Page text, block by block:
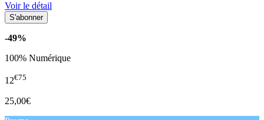
Voir le détail
-49%
100% Numérique
12€75
25,00€